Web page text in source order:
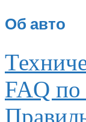
Об авто
FAQ